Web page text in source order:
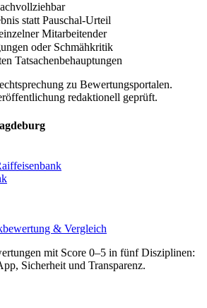
statt Pauschal-Urteil
Mitarbeitender
oder Schmähkritik
Tatsachenbehauptungen
zu Bewertungsportalen.
redaktionell geprüft.
& Vergleich
mit Score 0–5 in fünf Disziplinen:
Sicherheit und Transparenz.